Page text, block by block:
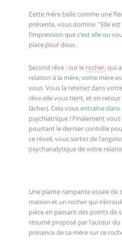
Cette mère belle comme une
présente, vous domine. "Elle
l’impression que c’est elle ou
place pour deux.
Second rêve : sur le rocher, qui
relation à la mère, votre mère
vous. Vous la retenez dans
rêve elle vous tient, et en
lâcher). Cela vous entraîne
psychiatrique ! Finalement vous
pourtant le dernier contrôle
ce réveil, vous sortez de
psychanalytique de votre
Une plante rampante essaie de
maison et un rocher qui
pièce en passant des points de
résumé proposé par l’auteur
présence de sa mère sur ce